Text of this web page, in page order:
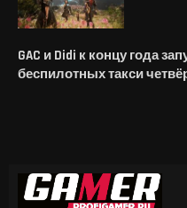
GAC и Didi к концу года
беспилотных такси